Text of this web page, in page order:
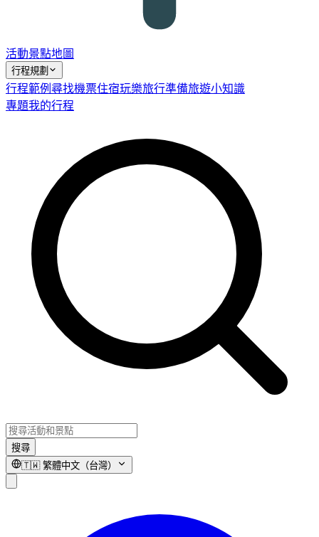
活動景點地圖
行程規劃
行程範例 尋找機票住宿玩樂旅行準備旅遊小知識
專題我的行程
搜尋
🇹🇼 繁體中文（台灣）